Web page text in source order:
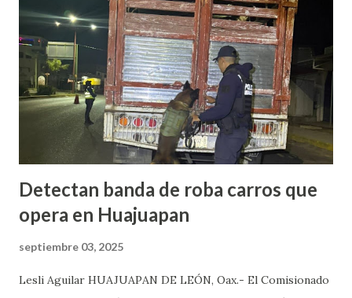
originaron que el edil perdiera la vida en el lugar. Además,
el presidente municipal el 6 de mayo venía viajando sobre la
carretera Huajuapan-Puebla a la altura del municipio de
Petlalcingo , Puebla, cuando sujetos fuertemente armados
lo bajaron de sus camioneta y los secuestraron con fines de
extorsión, donde le pedían una can...
Detectan banda de roba carros que
opera en Huajuapan
septiembre 03, 2025
Lesli Aguilar HUAJUAPAN DE LEÓN, Oax.- El Comisionado